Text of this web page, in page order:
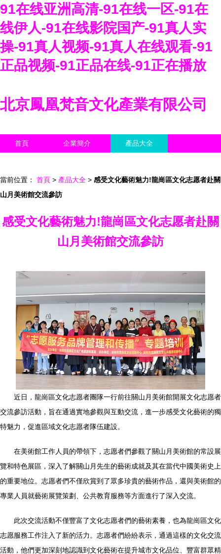
91在线亚洲高清-91在线一区-91在
线伊人-91在线影院国产-91真人实
操-91真人视频-91真人在线观看-91
正品视频-91正品在线-91正在播放
北京鳳凰梵音文化產業有限公司
首頁 企業簡介 產品大全
當前位置： 首頁 > 產品大全 > 感受文化藝術魅力!龍崗區文化志愿者赴關
山月美術館交流參訪
感受文化藝術魅力!龍崗區文化志愿者赴關
山月美術館交流參訪
近日，龍崗區文化志愿者團隊一行前往關山月美術館開展文化志愿者
交流參訪活動，旨在通過實地參觀與互動交流，進一步感受文化藝術的獨
特魅力，促進區域文化志愿者隊伍建設。
在美術館工作人員的帶領下，志愿者們參觀了關山月美術館的常設展
覽和特色展區，深入了解關山月先生的藝術成就及其在當代中國美術史上
的重要地位。志愿者們不僅欣賞到了眾多珍貴的藝術作品，還與美術館的
專業人員就藝術展覽策劃、公共教育服務等方面進行了深入交流。
此次交流活動不僅豐富了文化志愿者們的藝術素養，也為龍崗區文化
志愿服務工作注入了新的活力。志愿者們紛紛表示，通過這樣的文化交流
活動，他們更加深刻地認識到文化藝術在提升城市文化品位、豐富群眾精